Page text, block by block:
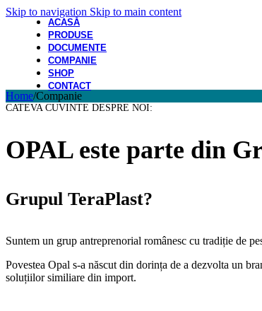
Skip to navigation Skip to main content
ACASĂ
PRODUSE
DOCUMENTE
COMPANIE
SHOP
CONTACT
Home/Companie
CATEVA CUVINTE DESPRE NOI:
OPAL este parte din
Grupul TeraPlast?
Suntem un grup antreprenorial românesc cu tradiție de
Povestea Opal s-a născut din dorința de a dezvolta un
soluțiilor similiare din import.